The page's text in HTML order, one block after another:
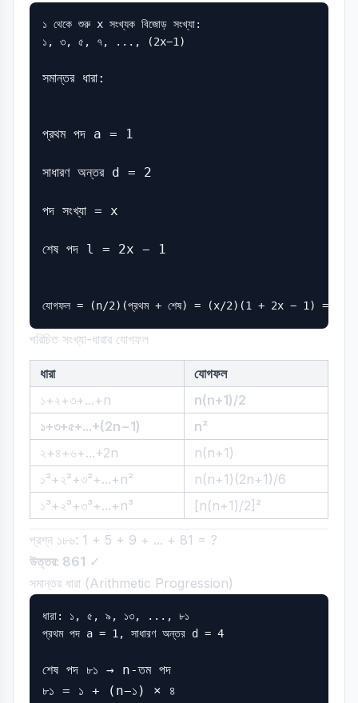
১ থেকে শুরু x সংখ্যক বিজোড় সংখ্যা:
১, ৩, ৫, ৭, ..., (2x−1)
সমান্তর ধারা:
প্রথম পদ a = 1
সাধারণ অন্তর d = 2
পদ সংখ্যা = x
শেষ পদ l = 2x − 1
পরিচিত সংখ্যা-ধারার যোগফল
ধারা
যোগফল
১+২+৩+...+n
n(n+1)/2
১+৩+৫+...+(2n−1)
n²
২+৪+৬+...+2n
n(n+1)
১²+২²+৩²+...+n²
n(n+1)(2n+1)/6
১³+২³+৩³+...+n³
[n(n+1)/2]²
প্রশ্ন ১৮৬: 1 + 5 + 9 + ... + 81 = ?
উত্তর: 861 ✓
সমান্তর ধারা (Arithmetic Progression)
ধারা: ১, ৫, ৯, ১৩, ..., ৮১
প্রথম পদ a = 1, সাধারণ অন্তর d = 4
শেষ পদ ৮১ → n-তম পদ
৮১ = ১ + (n−১) × ৪